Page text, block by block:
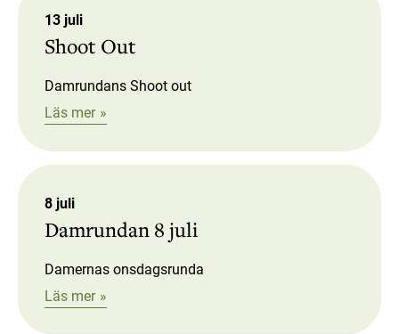
13 juli
Shoot Out
Damrundans Shoot out
Läs mer
8 juli
Damrundan 8 juli
Damernas onsdagsrunda
Läs mer